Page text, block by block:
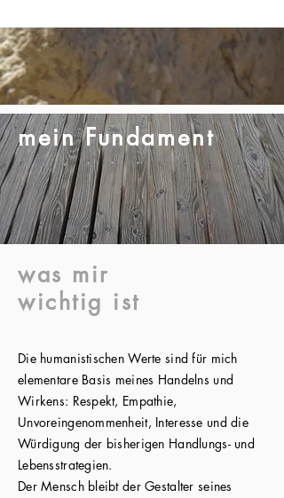
was mir
wichtig ist
Die humanistischen Werte sind für mich
elementare Basis meines Handelns und
Wirkens: Respekt, Empathie,
Unvoreingenommenheit, Interesse und die
Würdigung der bisherigen Handlungs- und
Lebensstrategien.
Der Mensch bleibt der Gestalter seines
mein Fundament